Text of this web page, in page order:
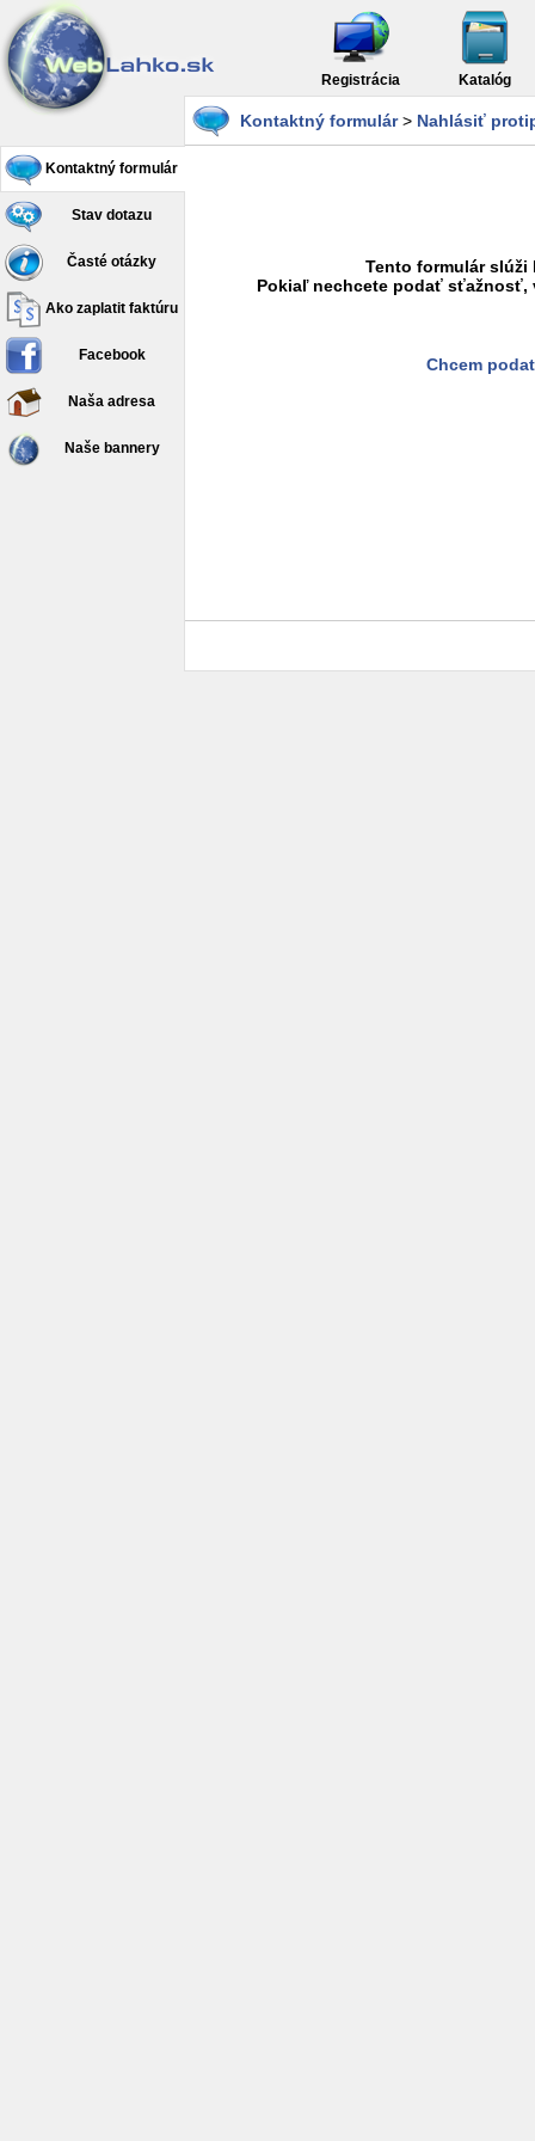
Registrácia Katalóg
Kontaktný formulár
Stav dotazu
Časté otázky
Ako zaplatit faktúru
Facebook
Naša adresa
Naše bannery
Kontaktný formulár> Nahlásiť
Tento formulár
Pokiaľ nechcete podať
Chcem